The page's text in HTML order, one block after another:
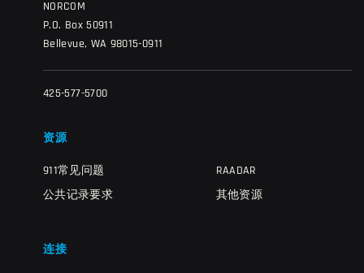
NORCOM
P.O. Box 50911
Bellevue, WA 98015-0911
425-577-5700
资源
911常见问题
公共记录要求
RAADAR
其他资源
连接